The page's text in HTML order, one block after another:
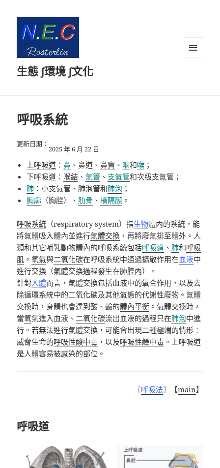
生態 ∫環境 ∫文化
呼吸系統
更新日期：
2025 年 6 月 22 日
上呼吸道 ：鼻 、鼻道、鼻竇 、 咽和喉 ；
下呼吸道： 喉結 、氣管 、 支氣管和次級支氣管；
肺 ：小支氣管、肺泡管和肺泡 ；
胸廓 （胸腔）、 肋骨 、橫隔膜 。
呼吸系統 （respiratory system）指生物體內的系統，能
將氣體吸入體內並進行氣體交換 ，再將廢氣排至體外。人
類和其它哺乳動物體內的呼吸系統包括呼吸道 、肺和呼吸
肌 。氧氣與二氧化碳在呼吸系統中通過擴散作用在血液中
進行交換（氣體交換過程發生在肺腔內）。
針對人體而言，氣體交換包括血液中的氧合作用，以及去
除循環系統中的二氧化碳及其他氣態的代謝性廢物。氣體
交換時，身體也會達到酸、鹼的體內平衡 。氣體交換時，
當氧氣進入血液、二氧化碳流出血液的過程只在肺泡中進
行。若無法進行氣體交換，可能會出現二種極端的情形：
威脅生命的呼吸性酸中毒 ，以及呼吸性鹼中毒 。上呼吸道
是人體容易被感染的部位。
〖呼吸法〗【main】
呼吸道